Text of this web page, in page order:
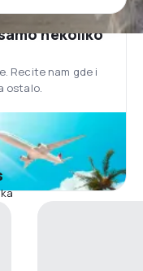
nekoliko
Recite nam gde i
ostalo.